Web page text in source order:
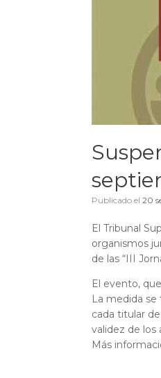
Publicado el 20
El Tribunal
organismos
de las “III
El evento,
La medida se
cada titular
validez de los
Más